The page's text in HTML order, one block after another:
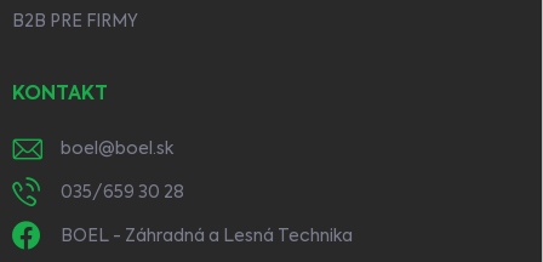
B2B PRE FIRMY
KONTAKT
boel @ boel.sk
035/659 30 28
BOEL - Záhradná a Lesná Technika